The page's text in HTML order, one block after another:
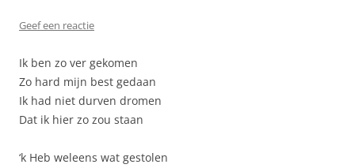
Geef een reactie
Ik ben zo ver gekomen
Zo hard mijn best gedaan
Ik had niet durven dromen
Dat ik hier zo zou staan
‘k Heb weleens wat gestolen